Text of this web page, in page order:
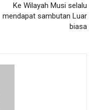
Ke Wilayah Musi selalu
mendapat sambutan Luar
biasa